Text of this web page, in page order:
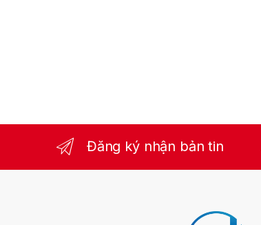
Đăng ký nhận bản tin